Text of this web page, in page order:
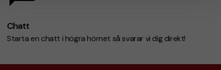
Chatt
Starta en chatt i högra hörnet så svarar vi dig direkt!